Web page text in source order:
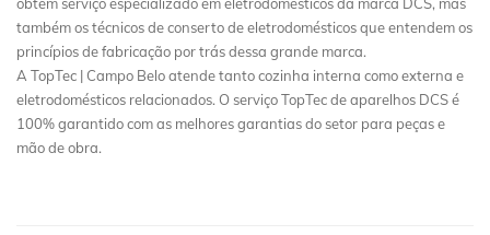
obtêm serviço especializado em eletrodomésticos da marca DCS, mas
também os técnicos de conserto de eletrodomésticos que entendem os
princípios de fabricação por trás dessa grande marca.
A TopTec | Campo Belo atende tanto cozinha interna como externa e
eletrodomésticos relacionados. O serviço TopTec de aparelhos DCS é
100% garantido com as melhores garantias do setor para peças e
mão de obra.